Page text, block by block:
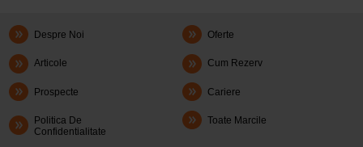
Despre Noi Oferte
Articole Cum Rezerv
Prospecte Cariere
Politica De
Confidentialitate
Toate Marcile